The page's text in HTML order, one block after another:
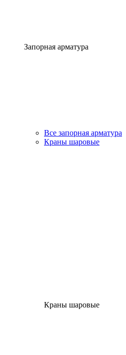
Запорная арматура
Все запорная арматура
Краны шаровые
Краны шаровые